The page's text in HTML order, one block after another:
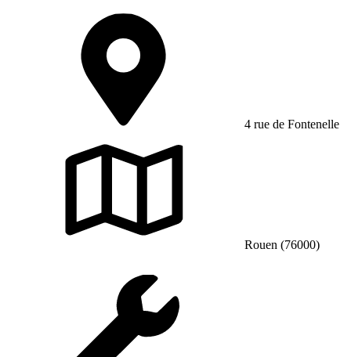
4 rue de Fontenelle
Rouen (76000)